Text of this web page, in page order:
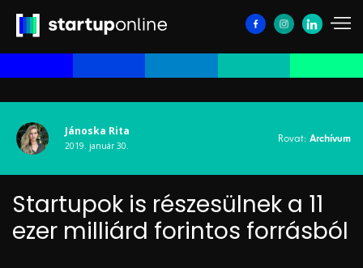
Jánoska Rita
2019. január 30.
Rovat: Archívum
Startupok is részesülnek a 11
ezer milliárd forintos forrásból